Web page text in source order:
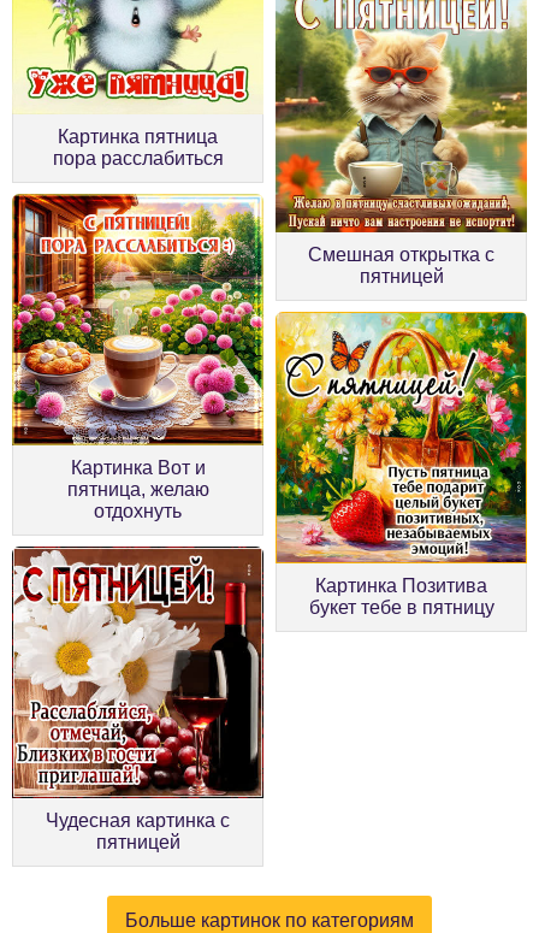
Картинка пятница
пора расслабиться
Картинка Вот и
пятница, желаю
отдохнуть
Смешная открытка с
пятницей
Чудесная картинка с
пятницей
Картинка Позитива
букет тебе в пятницу
Больше картинок по категориям